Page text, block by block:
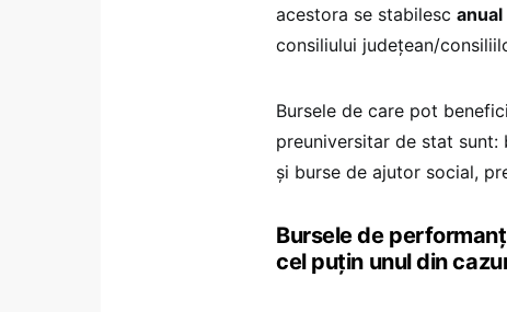
acestora se stabilesc anual
consiliului județean/
Bursele de care pot
preuniversitar de stat
şi burse de ajutor social,
Bursele de
cel puțin unul din